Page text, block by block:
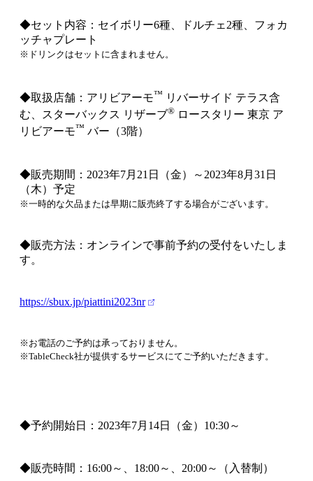
◆セット内容：セイボリー6種、ドルチェ2種、フォカ
ッチャプレート
※ドリンクはセットに含まれません。
◆取扱店舗：アリビアーモ™ リバーサイド テラス含
む、スターバックス リザーブ® ロースタリー 東京 ア
リビアーモ™ バー（3階）
◆販売期間：2023年7月21日（金）～2023年8月31日
（木）予定
※一時的な欠品または早期に販売終了する場合がございます。
◆販売方法：オンラインで事前予約の受付をいたしま
す。
https://sbux.jp/piattini2023nr
※お電話のご予約は承っておりません。
※TableCheck社が提供するサービスにてご予約いただきます。
◆予約開始日：2023年7月14日（金）10:30～
◆販売時間：16:00～、18:00～、20:00～（入替制）